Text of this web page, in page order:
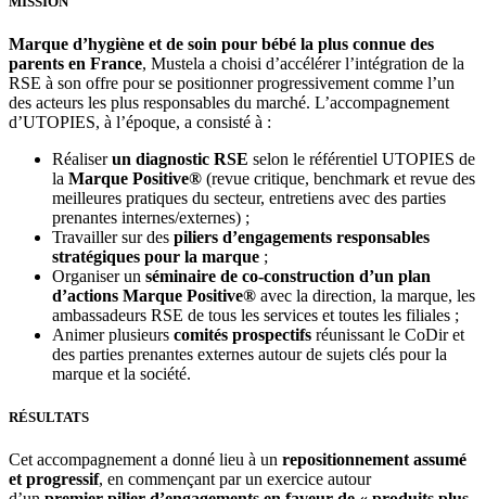
Marque d’hygiène et de soin pour bébé la plus connue des
parents en France, Mustela a choisi d’accélérer l’intégration de la
RSE à son offre pour se positionner progressivement comme l’un
des acteurs les plus responsables du marché. L’accompagnement
d’UTOPIES, à l’époque, a consisté à :
Réaliserun diagnostic RSE selon le référentiel UTOPIES de
la Marque Positive® (revue critique, benchmark et revue des
meilleures pratiques du secteur, entretiens avec des parties
prenantes internes/externes) ;
Travailler sur des piliers d’engagements responsables
stratégiques pour la marque ;
Organiser un séminaire de co-construction d’un plan
d’actions Marque Positive® avec la direction, la marque, les
ambassadeurs RSE de tous les services et toutes les filiales ;
Animer plusieurs comités prospectifs réunissant le CoDir et
des parties prenantes externes autour de sujets clés pour la
marque et la société.
RÉSULTATS
Cet accompagnement a donné lieu à un repositionnement assumé
et progressif, en commençant par un exercice autour